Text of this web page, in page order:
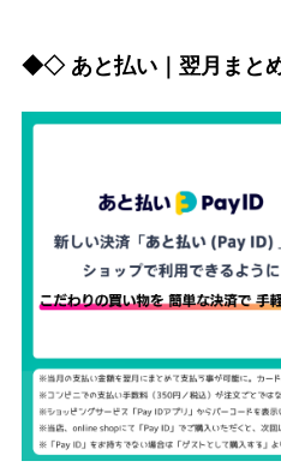
◆◇ あと払い｜翌月まと